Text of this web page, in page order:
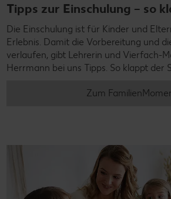
Tipps zur Einschulung – so
Die Einschulung ist für Kinder und
Erlebnis. Damit die Vorbereitung und
verlaufen, gibt Lehrerin und Vierfach-
Herrmann bei uns Tipps. So klappt der
Zum